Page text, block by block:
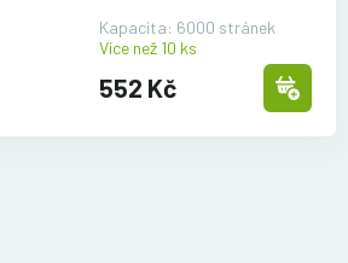
Kapacita: 6000 stránek
Více než 10 ks
552 Kč